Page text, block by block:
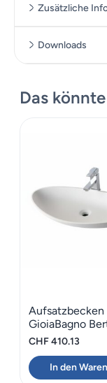
Zusätzliche
Maße
Downloads
Das
Aufsatzbecken
GioiaBagno
CHF410.13
In den